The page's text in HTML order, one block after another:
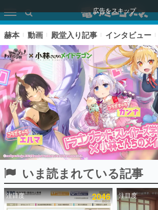
広告をスキップ
ピックアップ
電ファミのいま読まれている記事ランキング
赫本 動画 殿堂入り記事 インタビュー
いま読まれている記事
注目度 2046 注目度